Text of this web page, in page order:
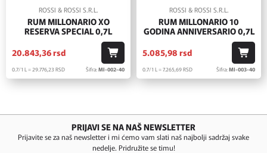
ROSSI & ROSSI S.R.L.
RUM MILLONARIO XO
RESERVA SPECIAL 0,7L
20.843,36rsd
0.7/1 L = 29.776,23 RSD Šifra:MI-002-40
ROSSI & ROSSI S.R.L.
RUM MILLONARIO 10
GODINA ANNIVERSARIO 0,7L
5.085,98 rsd
0.7/1 L = 7.265,69RSD Šifra:MI-003-40
PRIJAVI SE NA NAŠ NEWSLETTER
Prijavite se za naš newsletter i mi ćemo vam slati naš najbolji sadržaj svake
nedelje. Pridružite se timu!